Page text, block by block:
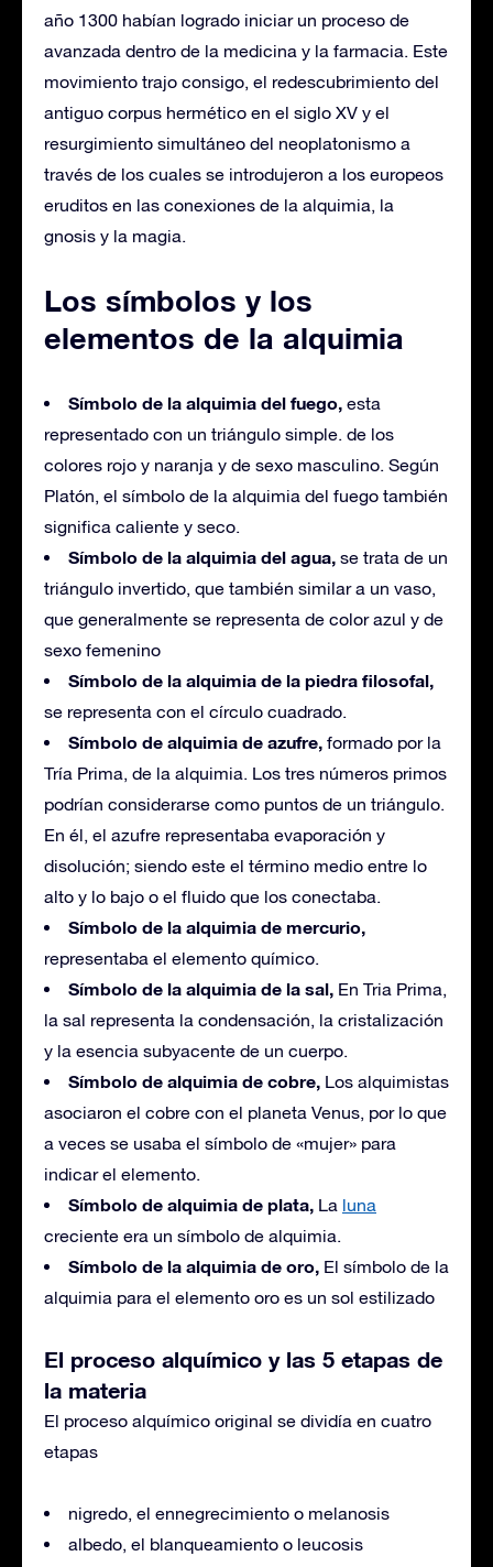
año 1300 habían logrado iniciar un proceso de
avanzada dentro de la medicina y la farmacia. Este
movimiento trajo consigo, el redescubrimiento del
antiguo corpus hermético en el siglo XV y el
resurgimiento simultáneo del neoplatonismo a
través de los cuales se introdujeron a los europeos
eruditos en las conexiones de la alquimia, la
gnosis y la magia.
Los símbolos y los
elementos de la alquimia
Símbolo de la alquimia del fuego, esta
representado con un triángulo simple. de los
colores rojo y naranja y de sexo masculino. Según
Platón, el símbolo de la alquimia del fuego también
significa caliente y seco.
Símbolo de la alquimia del agua, se trata de un
triángulo invertido, que también similar a un vaso,
que generalmente se representa de color azul y de
sexo femenino
Símbolo de la alquimia de la piedra filosofal,
se representa con el círculo cuadrado.
Símbolo de alquimia de azufre, formado por la
Tría Prima, de la alquimia. Los tres números primos
podrían considerarse como puntos de un triángulo.
En él, el azufre representaba evaporación y
disolución; siendo este el término medio entre lo
alto y lo bajo o el fluido que los conectaba.
Símbolo de la alquimia de mercurio,
representaba el elemento químico.
Símbolo de la alquimia de la sal, En Tria Prima,
la sal representa la condensación, la cristalización
y la esencia subyacente de un cuerpo.
Símbolo de alquimia de cobre, Los alquimistas
asociaron el cobre con el planeta Venus, por lo que
a veces se usaba el símbolo de «mujer» para
indicar el elemento.
Símbolo de alquimia de plata, La luna
creciente era un símbolo de alquimia.
Símbolo de la alquimia de oro, El símbolo de la
alquimia para el elemento oro es un sol estilizado
El proceso alquímico y las 5 etapas de
la materia
El proceso alquímico original se dividía en cuatro
etapas
nigredo, el ennegrecimiento o melanosis
albedo, el blanqueamiento o leucosis